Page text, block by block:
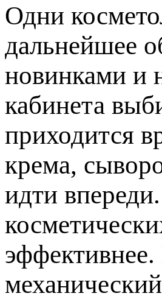
Одни
дальнейшее
новинками и
кабинета
приходится
крема,
идти